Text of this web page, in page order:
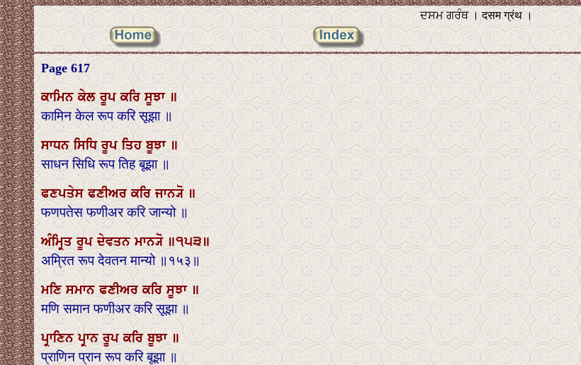
ਦਸਮ ਗਰੰਥ । दसम ग्रंथ ।
Page 617
ਕਾਮਿਨ ਕੇਲ ਰੂਪ ਕਰਿ ਸੂਝਾ ॥
कामिन केल रूप करि सूझा ॥
ਸਾਧਨ ਸਿਧਿ ਰੂਪ ਤਿਹ ਬੂਝਾ ॥
साधन सिधि रूप तिह बूझा ॥
ਫਣਪਤੇਸ ਫਣੀਅਰ ਕਰਿ ਜਾਨ੍ਯੋ ॥
फणपतेस फणीअर करि जान्यो ॥
ਅੰਮ੍ਰਿਤ ਰੂਪ ਦੇਵਤਨ ਮਾਨ੍ਯੋ ॥੧੫੩॥
अम्रित रूप देवतन मान्यो ॥१५३॥
ਮਣਿ ਸਮਾਨ ਫਣੀਅਰ ਕਰਿ ਸੂਝਾ ॥
मणि समान फणीअर करि सूझा ॥
ਪ੍ਰਾਣਿਨ ਪ੍ਰਾਨ ਰੂਪ ਕਰਿ ਬੂਝਾ ॥
प्राणिन प्रान रूप करि बूझा ॥